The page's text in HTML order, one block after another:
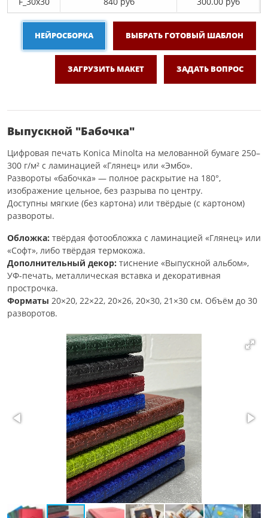
НЕЙРОСБОРКА ВЫБРАТЬ ГОТОВЫЙ ШАБЛОН
ЗАГРУЗИТЬ МАКЕТ ЗАДАТЬ ВОПРОС
Выпускной "Бабочка"
Цифровая печать Konica Minolta на мелованной бумаге 250–
300 г/м² с ламинацией «Глянец» или «Эмбо».
Развороты «бабочка» — полное раскрытие на 180°,
изображение цельное, без разрыва по центру.
Доступны мягкие (без картона) или твёрдые (с картоном)
развороты.
Обложка: твёрдая фотообложка с ламинацией «Глянец» или
«Софт», либо твёрдая термокожа.
Дополнительный декор: тиснение «Выпускной альбом»,
УФ-печать, металлическая вставка и декоративная
прострочка.
Форматы 20×20, 22×22, 20×26, 20×30, 21×30 см. Объём до 30
разворотов.